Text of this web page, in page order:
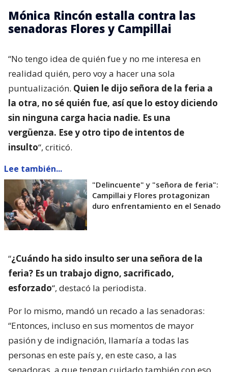
Mónica Rincón estalla contra las
senadoras Flores y Campillai
“No tengo idea de quién fue y no me interesa en
realidad quién, pero voy a hacer una sola
puntualización. Quien le dijo señora de la feria a
la otra, no sé quién fue, así que lo estoy diciendo
sin ninguna carga hacia nadie. Es una
vergüenza. Ese y otro tipo de intentos de
insulto“, criticó.
Lee también...
"Delincuente" y "señora de feria":
Campillai y Flores protagonizan
duro enfrentamiento en el Senado
“¿Cuándo ha sido insulto ser una señora de la
feria? Es un trabajo digno, sacrificado,
esforzado“, destacó la periodista.
Por lo mismo, mandó un recado a las senadoras:
“Entonces, incluso en sus momentos de mayor
pasión y de indignación, llamaría a todas las
personas en este país y, en este caso, a las